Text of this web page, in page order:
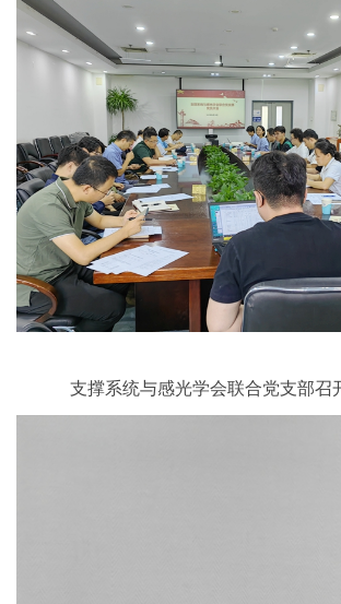
支撑系统与感光学会联合党支部召